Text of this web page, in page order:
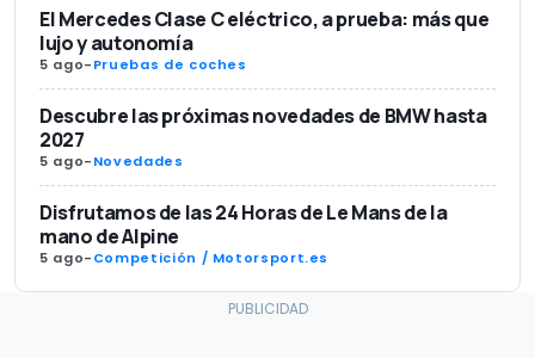
El Mercedes Clase C eléctrico, a prueba: más que
lujo y autonomía
5 ago-Pruebas de coches
Descubre las próximas novedades de BMW hasta
2027
5 ago-Novedades
Disfrutamos de las 24 Horas de Le Mans de la
mano de Alpine
5 ago-Competición / Motorsport.es